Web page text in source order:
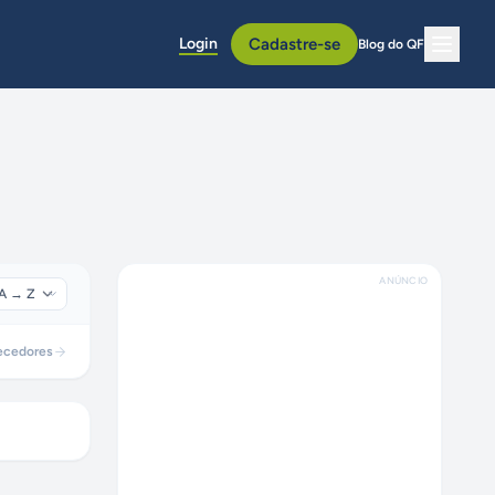
Login Cadastre-se Blog do QF
ANÚNCIO